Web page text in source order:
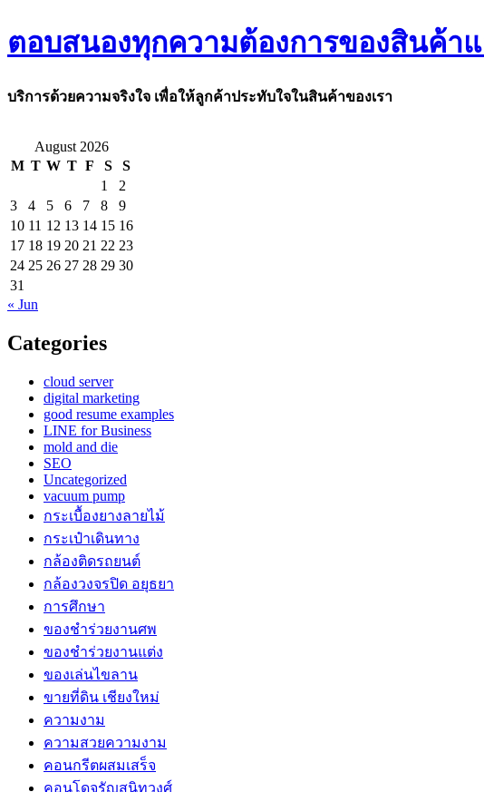
ตอบสนองทุกความต้องการของสินค้า
บริการด้วยความจริงใจ เพื่อให้ลูกค้าประทับใจในสินค้าของเรา
August 2026
M T W T F S
S
1
2
3
4 5 6 7 8
9
10 11 12 13 14 15 16
17 18 19 20 21 22 23
24 25 26 27 28 29 30
31
« Jun
Categories
cloud server
digital marketing
good resume examples
LINE for Business
mold and die
SEO
Uncategorized
vacuum pump
กระเบื้องยางลายไม้
กระเป๋าเดินทาง
กล้องติดรถยนต์
กล้องวงจรปิด อยุธยา
การศึกษา
ของชำร่วยงานศพ
ของชำร่วยงานแต่ง
ของเล่นไขลาน
ขายที่ดิน เชียงใหม่
ความงาม
ความสวยความงาม
คอนกรีตผสมเสร็จ
คอนโดจรัญสนิทวงศ์